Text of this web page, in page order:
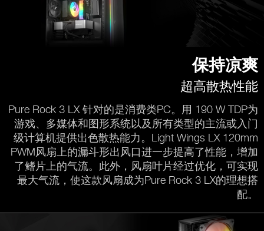
保持凉爽
超高散热性能
Pure Rock 3 LX 针对的是消费类PC。用 190 W TDP为
游戏、多媒体和图形系统以及所有类型的主流或入门
级计算机提供出色散热能力。Light Wings LX 120mm
PWM风扇上的漏斗形出风口进一步提高了性能，增加
了鳍片上的气流。此外，风扇叶片经过优化，可实现
最大气流，使这款风扇成为Pure Rock 3 LX的理想搭
配。